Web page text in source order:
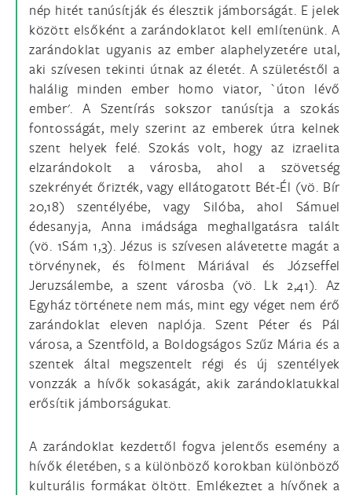
nép hitét tanúsítják és élesztik jámborságát. E jelek
között elsőként a zarándoklatot kell említenünk. A
zarándoklat ugyanis az ember alaphelyzetére utal,
aki szívesen tekinti útnak az életét. A születéstől a
halálig minden ember homo viator, `úton lévő
ember'. A Szentírás sokszor tanúsítja a szokás
fontosságát, mely szerint az emberek útra kelnek
szent helyek felé. Szokás volt, hogy az izraelita
elzarándokolt a városba, ahol a szövetség
szekrényét őrizték, vagy ellátogatott Bét-Él (vö. Bír
20,18) szentélyébe, vagy Silóba, ahol Sámuel
édesanyja, Anna imádsága meghallgatásra talált
(vö. 1Sám 1,3). Jézus is szívesen alávetette magát a
törvénynek, és fölment Máriával és Józseffel
Jeruzsálembe, a szent városba (vö. Lk 2,41). Az
Egyház története nem más, mint egy véget nem érő
zarándoklat eleven naplója. Szent Péter és Pál
városa, a Szentföld, a Boldogságos Szűz Mária és a
szentek által megszentelt régi és új szentélyek
vonzzák a hívők sokaságát, akik zarándoklatukkal
erősítik jámborságukat.
A zarándoklat kezdettől fogva jelentős esemény a
hívők életében, s a különböző korokban különböző
kulturális formákat öltött. Emlékeztet a hívőnek a